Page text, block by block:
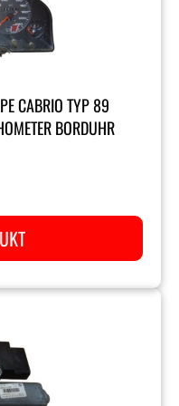
CABRIO TYP 89
BORDUHR